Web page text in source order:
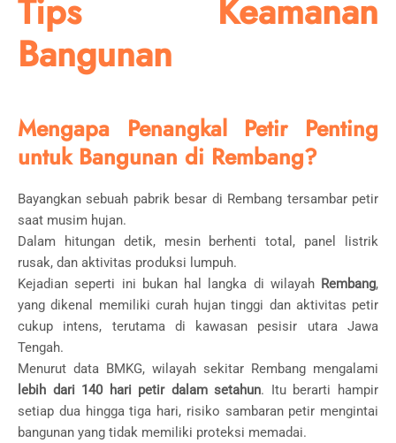
Tips Keamanan
Bangunan
Mengapa Penangkal Petir Penting
untuk Bangunan di Rembang?
Bayangkan sebuah pabrik besar di Rembang tersambar petir
saat musim hujan.
Dalam hitungan detik, mesin berhenti total, panel listrik
rusak, dan aktivitas produksi lumpuh.
Kejadian seperti ini bukan hal langka di wilayah Rembang,
yang dikenal memiliki curah hujan tinggi dan aktivitas petir
cukup intens, terutama di kawasan pesisir utara Jawa
Tengah.
Menurut data BMKG, wilayah sekitar Rembang mengalami
lebih dari 140 hari petir dalam setahun. Itu berarti hampir
setiap dua hingga tiga hari, risiko sambaran petir mengintai
bangunan yang tidak memiliki proteksi memadai.